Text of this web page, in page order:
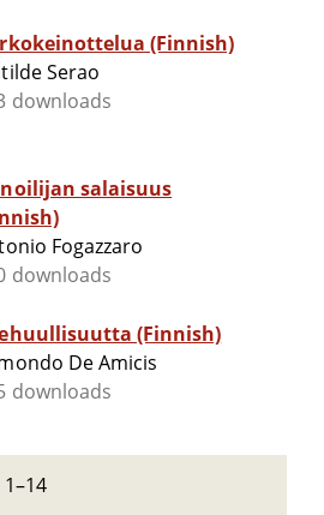
(Finnish)
Serao
downloads
salaisuus
Fogazzaro
downloads
(Finnish)
De Amicis
downloads